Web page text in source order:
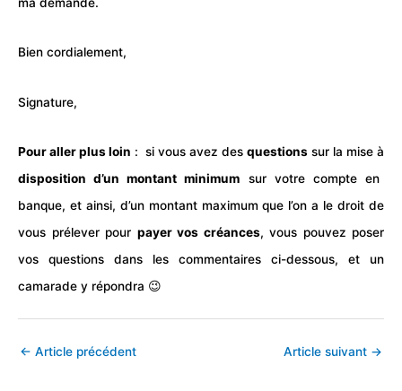
Bien cordialement,
Signature,
Pour aller plus loin : si vous avez des questions sur la mise à
disposition d’un montant minimum sur votre compte en
banque, et ainsi, d’un montant maximum que l’on a le droit de
vous prélever pour payer vos créances, vous pouvez poser
vos questions dans les commentaires ci-dessous, et un
camarade y répondra 😉
← Article précédent Article suivant →